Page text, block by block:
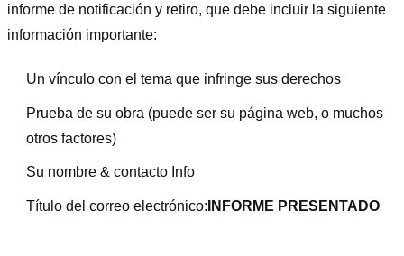
informe de notificación y retiro, que debe incluir la siguiente
información importante:
Un vínculo con el tema que infringe sus derechos
Prueba de su obra (puede ser su página web, o muchos
otros factores)
Su nombre & contacto Info
Título del correo electrónico: INFORME PRESENTADO